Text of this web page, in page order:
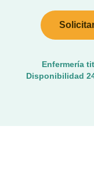
Enfermería
Disponibilidad